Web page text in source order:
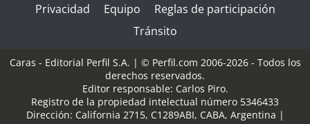
Privacidad
Equipo
Reglas de participación
Tránsito
Caras - Editorial Perfil S.A. | © Perfil.com 2006-2026 - Todos los
derechos reservados.
Editor responsable: Carlos Piro.
Registro de la propiedad intelectual número 5346433
Dirección: California 2715, C1289ABI, CABA, Argentina |